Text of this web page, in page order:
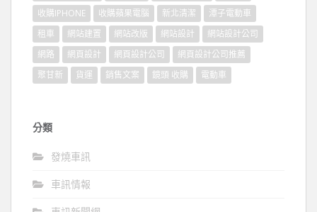
收購IPHONE
收購蘋果電腦 新北清潔
潭子電動車
租車
網站建置 網站改版 網站設計
網站設計公司
網路
網頁設計 網頁設計公司
網頁設計公司推薦
聚甘新
貨運 銷售文案 鏡頭 收購 電動車
分類
發燒車訊
車訊情報